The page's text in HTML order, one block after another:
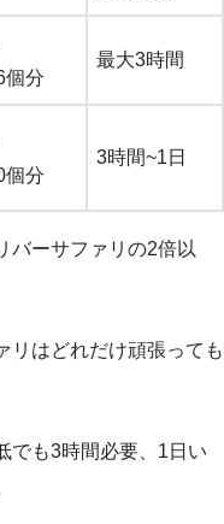
個分
最大3時間
個分
3時間~1日
バーサファリの2倍以
リはどれだけ頑張っても
でも3時間必要、1日い